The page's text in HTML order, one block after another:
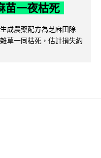
苗一夜枯死
成農藥配方為芝麻田除
草一同枯死，估計損失約